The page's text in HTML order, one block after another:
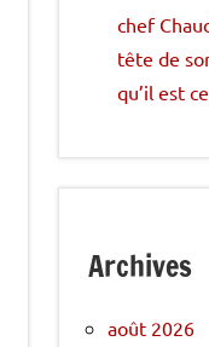
chef
tête de
qu’il est
Archives
août 2026